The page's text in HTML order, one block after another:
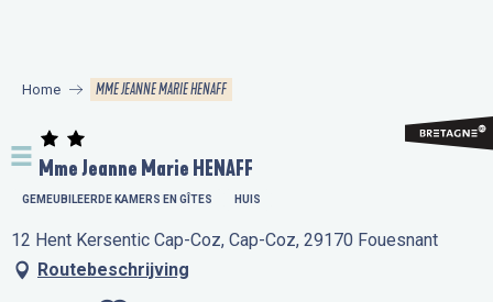
principal
Home MME JEANNE MARIE HENAFF
Mme Jeanne Marie HENAFF
GEMEUBILEERDE KAMERS EN GÎTES HUIS
12 Hent Kersentic Cap-Coz, Cap-Coz, 29170 Fouesnant
Routebeschrijving